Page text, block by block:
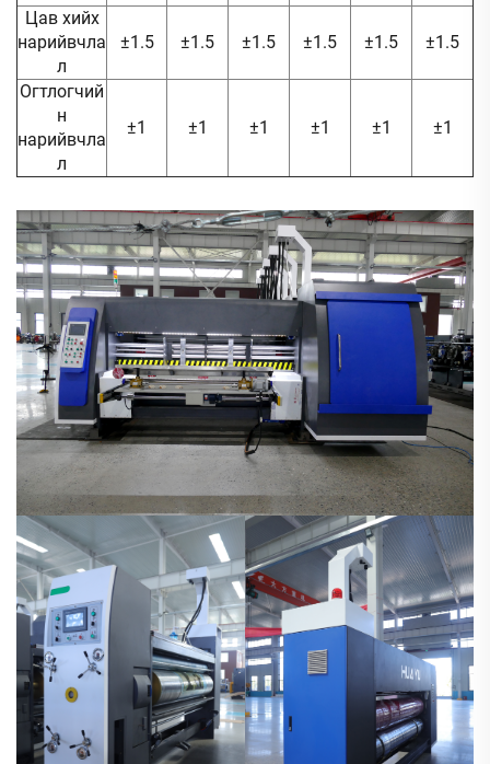
Цав хийх
нарийвчла
л
±1.5 ±1.5 ±1.5 ±1.5 ±1.5 ±1.5
Огтлогчий
н
нарийвчла
л
±1 ±1 ±1 ±1 ±1 ±1